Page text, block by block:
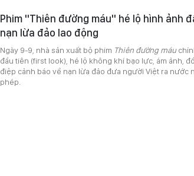
Phim "Thiên đường máu" hé lộ hình ảnh
nạn lừa đảo lao động
Ngày 9-9, nhà sản xuất bộ phim Thiên đường máu
đầu tiên (first look), hé lộ không khí bạo lực, ám ảnh,
điệp cảnh báo về nạn lừa đảo đưa người Việt ra nước
phép.